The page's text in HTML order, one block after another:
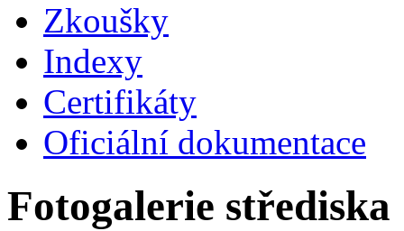
Zkoušky
Indexy
Certifikáty
Oficiální dokumentace
Fotogalerie střediska